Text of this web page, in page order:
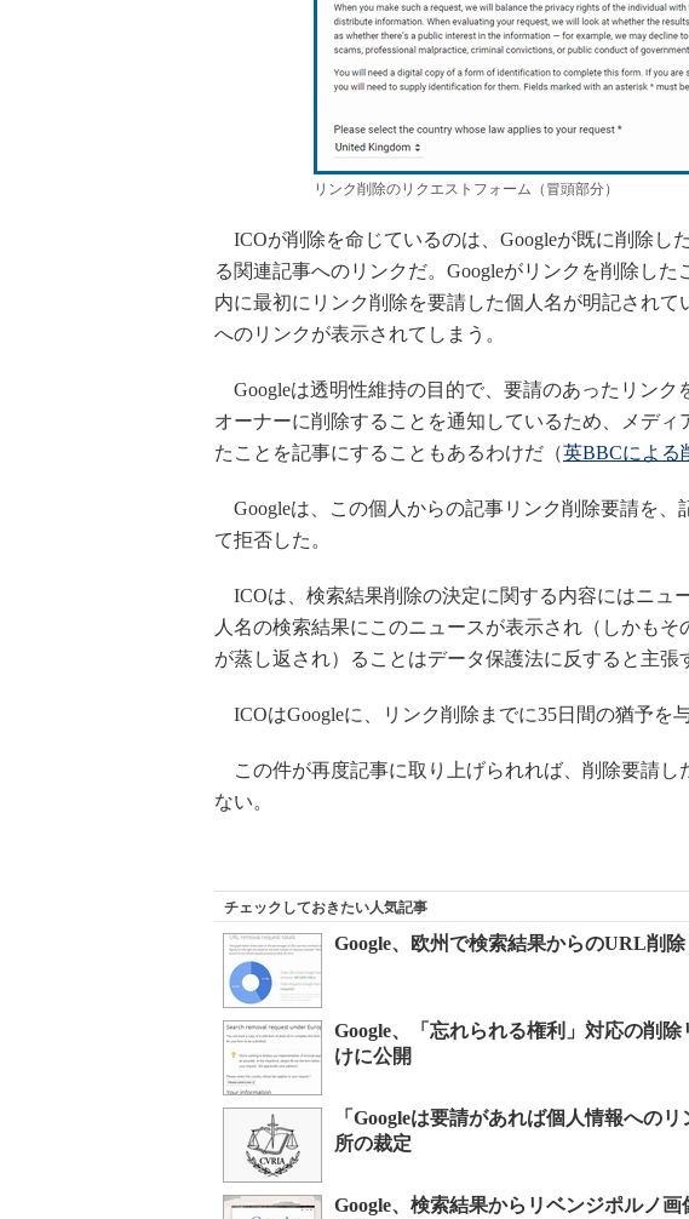
リンク削除のリクエストフォーム（冒頭部分）
ICOが削除を命じているのは、Googleが既に削除し
る関連記事へのリンクだ。Googleがリンクを削除し
内に最初にリンク削除を要請した個人名が明記され
へのリンクが表示されてしまう。
Googleは透明性維持の目的で、要請のあったリンク
オーナーに削除することを通知しているため、メデ
たことを記事にすることもあるわけだ（英BBCによる
Googleは、この個人からの記事リンク削除要請を、
て拒否した。
ICOは、検索結果削除の決定に関する内容にはニュ
人名の検索結果にこのニュースが表示され（しかも
が蒸し返され）ることはデータ保護法に反すると主張
ICOはGoogleに、リンク削除までに35日間の猶予を
この件が再度記事に取り上げられれば、削除要請し
ない。
チェックしておきたい人気記事
Google、欧州で検索結果からのURL削
Google、「忘れられる権利」対応の削
けに公開
「Googleは要請があれば個人情報への
所の裁定
Google、検索結果からリベンジポルノ